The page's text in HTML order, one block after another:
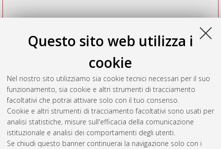
Questo sito web utilizza i
cookie
Nel nostro sito utilizziamo sia cookie tecnici necessari per il suo
funzionamento, sia cookie e altri strumenti di tracciamento
facoltativi che potrai attivare solo con il tuo consenso.
Cookie e altri strumenti di tracciamento facoltativi sono usati per
analisi statistiche, misure sull'efficacia della comunicazione
istituzionale e analisi dei comportamenti degli utenti.
Se chiudi questo banner continuerai la navigazione solo con i
Vedi altre statistiche
Gestione del documento: